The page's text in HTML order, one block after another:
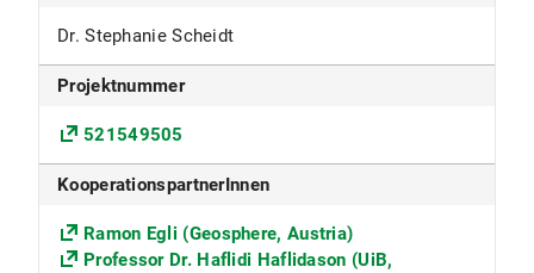
Dr. Stephanie Scheidt
Projektnummer
521549505
KooperationspartnerInnen
Ramon Egli (Geosphere, Austria)
Professor Dr. Haflidi Haflidason (UiB,